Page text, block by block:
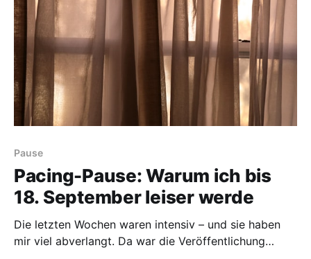
Seiten
Pause
Pacing-Pause: Warum ich bis
18. September leiser werde
Die letzten Wochen waren intensiv – und sie haben
mir viel abverlangt. Da war die Veröffentlichung